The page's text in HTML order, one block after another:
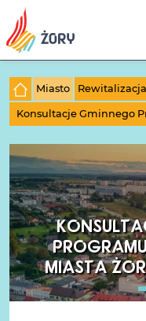
Miasto Rewitalizacja
Konsultacje Gminnego
MIASTA